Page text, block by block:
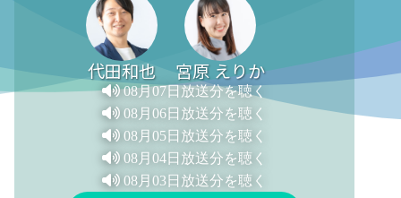
代田和也 宮原 えりか
08月07日放送分を聴く
08月06日放送分を聴く
08月05日放送分を聴く
08月04日放送分を聴く
08月03日放送分を聴く